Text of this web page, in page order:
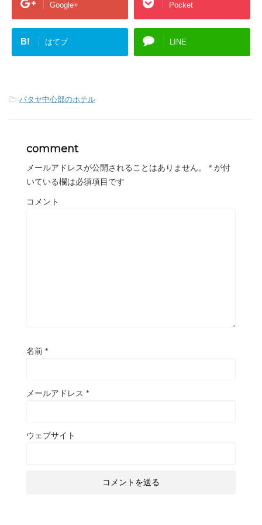
Google+ Pocket
B! はてブ LINE
-パタヤ中心部のホテル
comment
メールアドレスが公開されることはありません。 * が付
いている欄は必須項目です
コメント
名前 *
メールアドレス *
ウェブサイト